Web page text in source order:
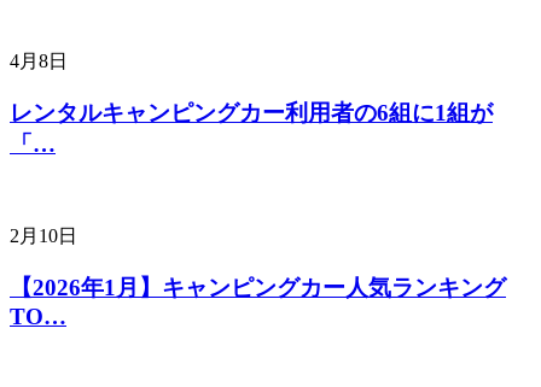
4月8日
レンタルキャンピングカー利用者の6組に1組が
「…
2月10日
【2026年1月】キャンピングカー人気ランキング
TO…